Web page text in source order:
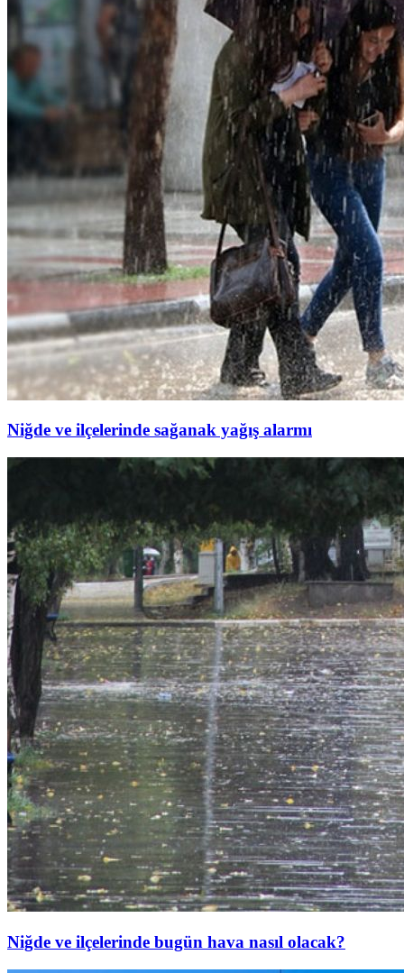
Niğde ve ilçelerinde sağanak yağış alarmı
Niğde ve ilçelerinde bugün hava nasıl olacak?